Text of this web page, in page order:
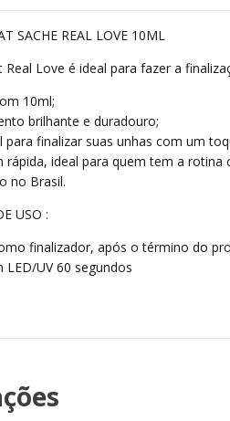
SACHE REAL LOVE 10ML
Real Love é ideal para fazer a
10ml;
brilhante e duradouro;
para finalizar suas unhas com um
rápida, ideal para quem tem a rotina
no Brasil.
USO :
finalizador, após o término do
LED/UV 60 segundos